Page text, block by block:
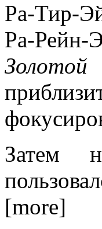
Ра-Тир-
Ра-
Затем
[more]